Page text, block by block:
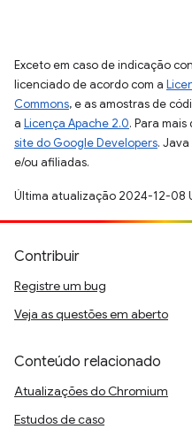
Exceto em caso de indicação
licenciado de acordo com a
Commons, e as amostras de
a Licença Apache 2.0. Para
site do Google Developers.
e/ou afiliadas.
Última atualização 2024-12-08
Contribuir
Registre um bug
Veja as questões em aberto
Conteúdo relacionado
Atualizações do Chromium
Estudos de caso